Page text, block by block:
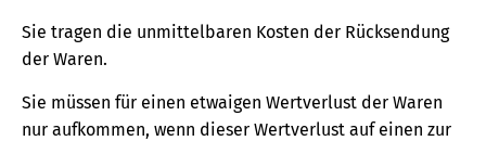
Sie tragen die unmittelbaren Kosten der Rücksendung
der Waren.
Sie müssen für einen etwaigen Wertverlust der Waren
nur aufkommen, wenn dieser Wertverlust auf einen zur